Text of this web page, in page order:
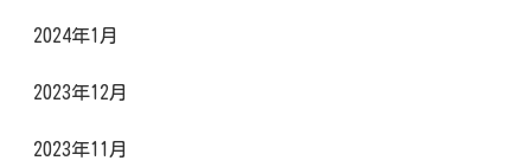
2024年1月
2023年12月
2023年11月